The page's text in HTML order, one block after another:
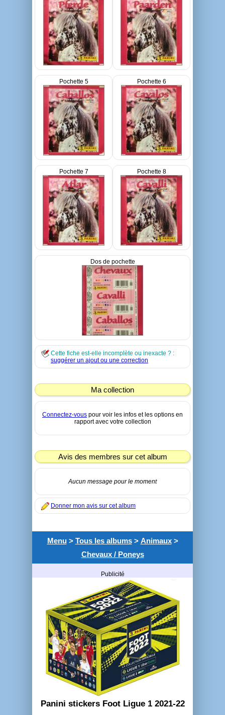
Pochette 5 Pochette 6
Pochette 7 Pochette 8
Dos de pochette
Cette fiche est-elle incomplète ou inexacte ? :
suggérer un ajout ou une correction
Ma collection
Connectez-vous pour voir les infos et les options en
rapport avec votre collection
Avis des membres sur cet album
Aucun message pour le moment
Donner mon avis sur cet album
Menu> Tous les albums> Animaux>
Chevaux / Poneys
Publicité
Panini stickers Foot Ligue 1 2021-22